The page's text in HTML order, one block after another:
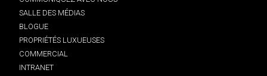
SALLE DES MÉDIAS
BLOGUE
PROPRIÉTÉS LUXUEUSES
COMMERCIAL
INTRANET